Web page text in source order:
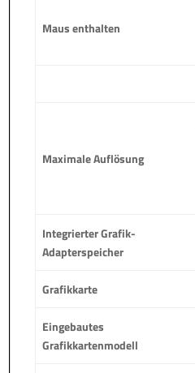
Maus enthalten
Maximale Auflösung
Integrierter Grafik-
Adapterspeicher
Grafikkarte
Eingebautes
Grafikkartenmodell